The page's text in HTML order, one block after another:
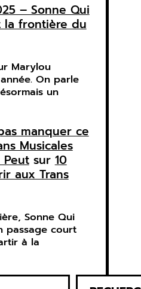
– Sonne Qui
la frontière du
Marylou
On parle
un
manquer ce
Musicales
sur10
aux Trans
Sonne Qui
passage court
à la